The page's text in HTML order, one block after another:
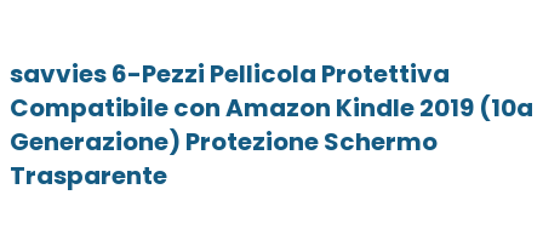
savvies 6-Pezzi Pellicola Protettiva
Compatibile con Amazon Kindle 2019 (10a
Generazione) Protezione Schermo
Trasparente